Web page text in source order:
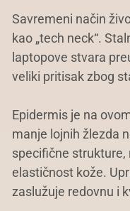
Savremeni način
kao „tech neck“.
laptopove stvara
veliki pritisak zbog
Epidermis je na
manje lojnih žlezda
specifične strukture,
elastičnost kože.
zaslužuje redovnu i